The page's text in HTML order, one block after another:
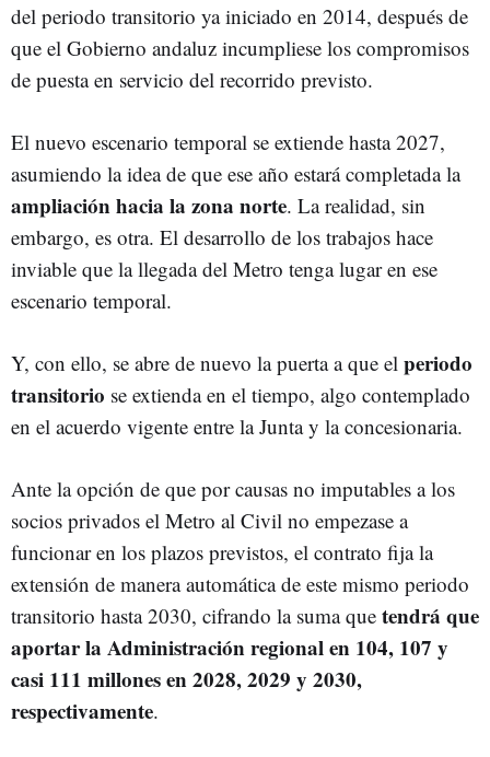
del periodo transitorio ya iniciado en 2014, después de
que el Gobierno andaluz incumpliese los compromisos
de puesta en servicio del recorrido previsto.
El nuevo escenario temporal se extiende hasta 2027,
asumiendo la idea de que ese año estará completada la
ampliación hacia la zona norte. La realidad, sin
embargo, es otra. El desarrollo de los trabajos hace
inviable que la llegada del Metro tenga lugar en ese
escenario temporal.
Y, con ello, se abre de nuevo la puerta a que el periodo
transitorio se extienda en el tiempo, algo contemplado
en el acuerdo vigente entre la Junta y la concesionaria.
Ante la opción de que por causas no imputables a los
socios privados el Metro al Civil no empezase a
funcionar en los plazos previstos, el contrato fija la
extensión de manera automática de este mismo periodo
transitorio hasta 2030, cifrando la suma que tendrá que
aportar la Administración regional en 104, 107 y
casi 111 millones en 2028, 2029 y 2030,
respectivamente.